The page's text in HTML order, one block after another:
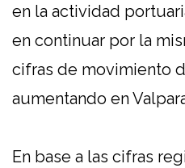
en la actividad
en continuar por la
cifras de movimiento
aumentando en
En base a las cifras